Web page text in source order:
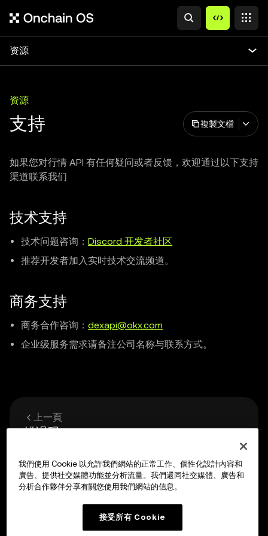
资源
资源
支持 複製文檔
如果您对行情 API 有任何疑问或者反馈，欢迎通过以下支持
渠道联系我们
技术支持
技术问题咨询：Discord 开发者社区
推荐开发者加入实时技术交流频道。
商务支持
商务合作咨询：dexapi@okx.com
企业级服务需求请备注公司名称与联系方式。
上一頁
错误码
下一頁
X Layer 开发者文档
我們使用 Cookie 以允許我們網站的正常工作、個性化設計內容和
廣告、提供社交媒體功能並分析流量。我們還同社交媒體、廣告和
分析合作夥伴分享有關您使用我們網站的信息。
接受所有 Cookie